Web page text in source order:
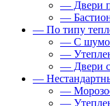
— Двери
—
— По типу
— С
—
— Двери с
—
—
—